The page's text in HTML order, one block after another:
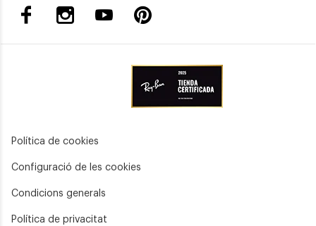
Política de cookies
Configuració de les cookies
Condicions generals
Política de privacitat